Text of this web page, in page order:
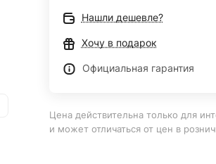
Нашли дешевле?
Хочу в подарок
Официальная гарантия
Цена действительна только для
и может отличаться от цен в